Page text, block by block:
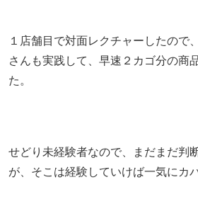
１店舗目で対面レクチャーしたので
さんも実践して、早速２カゴ分の商
た。
せどり未経験者なので、まだまだ判
が、そこは経験していけば一気にカ